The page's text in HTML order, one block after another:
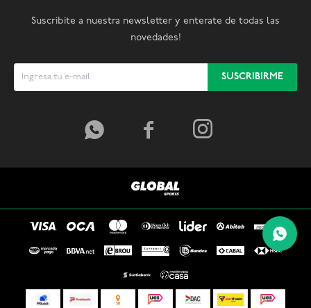
Suscribite a nuestra newsletter y enterate de todas las
novedades!
SUSCRIBIRME
  